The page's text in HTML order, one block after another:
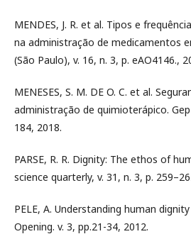
MENDES, J. R. et al. Tipos e
na administração de medicamentos
(São Paulo), v. 16, n. 3, p. eAO4146.,
MENESES, S. M. DE O. C. et al.
administração de quimioterápico.
184, 2018.
PARSE, R. R. Dignity: The ethos of
science quarterly, v. 31, n. 3, p.
PELE, A. Understanding human
Opening. v. 3, pp.21-34, 2012.